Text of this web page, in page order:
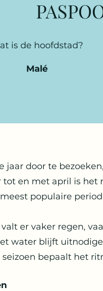
is de hoofdstad?
Malé
jaar door te
tot en met april is
populaire
er vaker regen,
water blijft
bepaalt het